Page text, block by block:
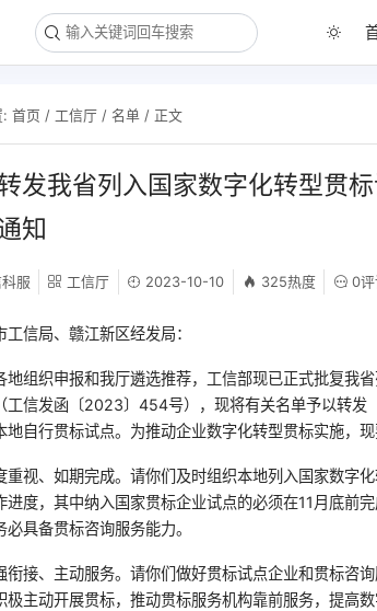
: 首页 / 工信厅/ 名单/ 正文
发我省列入国家数字化转型贯
知
服 工信厅 2023-10-10 325热度 0
工信局、赣江新区经发局：
地组织申报和我厅遴选推荐，工信部现已正式批复我
工信发函〔2023〕454号），现将有关名单予以转发
地自行贯标试点。为推动企业数字化转型贯标实施，现
重视、如期完成。请你们及时组织本地列入国家数字
进度，其中纳入国家贯标企业试点的必须在11月底前
必具备贯标咨询服务能力。
衔接、主动服务。请你们做好贯标试点企业和贯标咨
极主动开展贯标，推动贯标服务机构靠前服务，提高数